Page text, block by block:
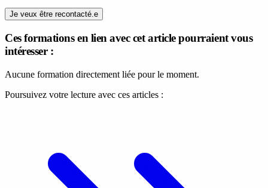
Je veux être recontacté.e
Ces formations en lien avec cet article pourraient vous
intéresser :
Aucune formation directement liée pour le moment.
Poursuivez votre lecture avec ces articles :